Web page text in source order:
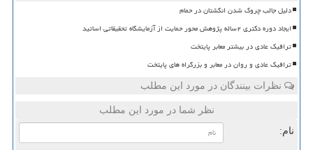
دلیل جالب چروک شدن انگشتان در حمام
ایجاد دوره دکتری ۲ساله پژوهش محور حمایت از آزمایشگاه تحقیقاتی اساتید
ترافیک عادی در بیشتر معابر پایتخت
ترافیک عادی و روان در معابر و بزرگراه های پایتخت
نظرات بینندگان در مورد این مطلب
نظر شما در مورد این مطلب
نام: